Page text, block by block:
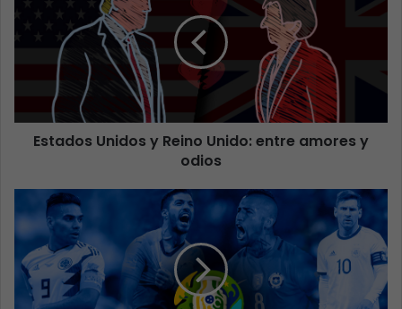
Estados Unidos y Reino Unido: entre amores y
odios